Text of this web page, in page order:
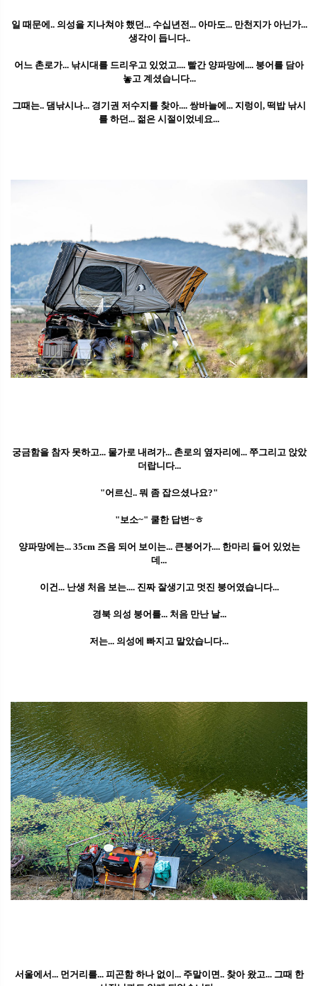
일 때문에.. 의성을 지나쳐야 했던... 수십년전... 아마도... 만천지가 아닌가...
생각이 듭니다..
어느 촌로가... 낚시대를 드리우고 있었고.... 빨간 양파망에.... 붕어를 담아
놓고 계셨습니다...
그때는.. 댐낚시나... 경기권 저수지를 찾아.... 쌍바늘에... 지렁이, 떡밥 낚시
를 하던... 젊은 시절이었네요...
궁금함을 참자 못하고... 물가로 내려가... 촌로의 옆자리에... 쭈그리고 앉았
더랍니다...
"어르신.. 뭐 좀 잡으셨나요?"
"보소~" 쿨한 답변~ㅎ
양파망에는... 35cm 즈음 되어 보이는... 큰붕어가.... 한마리 들어 있었는
데...
이건... 난생 처음 보는.... 진짜 잘생기고 멋진 붕어였습니다...
경북 의성 붕어를... 처음 만난 날...
저는... 의성에 빠지고 말았습니다...
서울에서... 먼거리를... 피곤함 하나 없이... 주말이면.. 찾아 왔고... 그때 한